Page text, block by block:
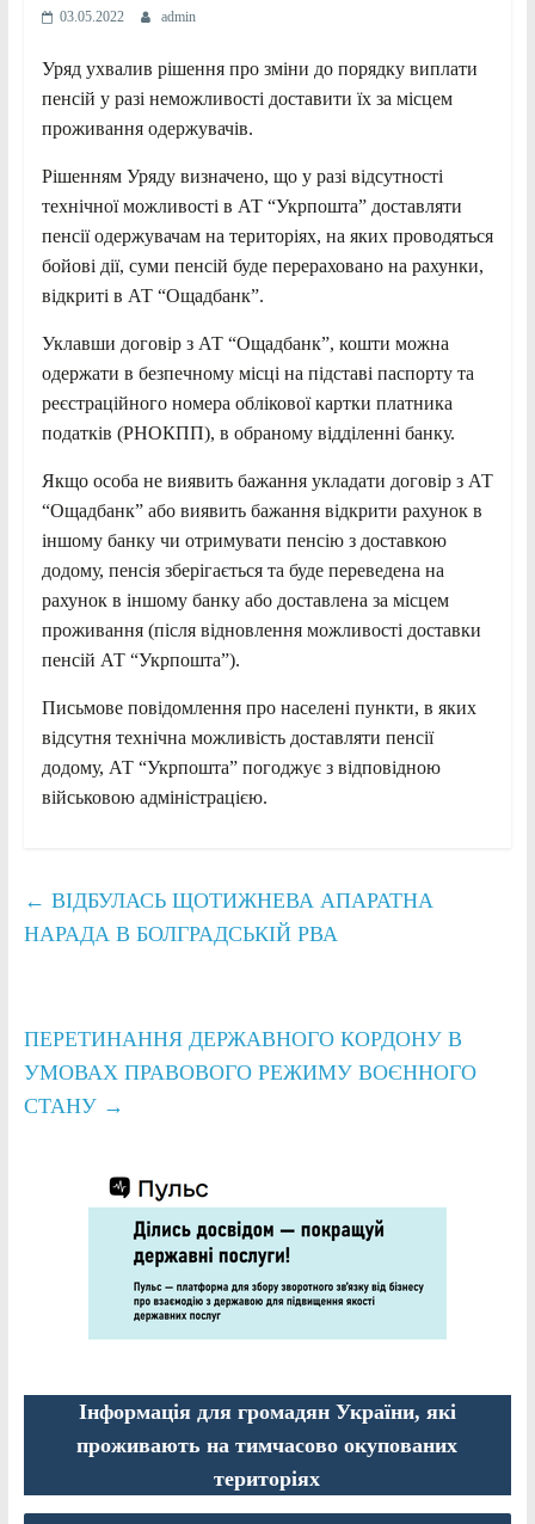
03.05.2022 admin
Уряд ухвалив рішення про зміни до порядку виплати
пенсій у разі неможливості доставити їх за місцем
проживання одержувачів.
Рішенням Уряду визначено, що у разі відсутності
технічної можливості в АТ “Укрпошта” доставляти
пенсії одержувачам на територіях, на яких проводяться
бойові дії, суми пенсій буде перераховано на рахунки,
відкриті в АТ “Ощадбанк”.
Уклавши договір з АТ “Ощадбанк”, кошти можна
одержати в безпечному місці на підставі паспорту та
реєстраційного номера облікової картки платника
податків (РНОКПП), в обраному відділенні банку.
Якщо особа не виявить бажання укладати договір з АТ
“Ощадбанк” або виявить бажання відкрити рахунок в
іншому банку чи отримувати пенсію з доставкою
додому, пенсія зберігається та буде переведена на
рахунок в іншому банку або доставлена за місцем
проживання (після відновлення можливості доставки
пенсій АТ “Укрпошта”).
Письмове повідомлення про населені пункти, в яких
відсутня технічна можливість доставляти пенсії
додому, АТ “Укрпошта” погоджує з відповідною
військовою адміністрацією.
← ВІДБУЛАСЬ ЩОТИЖНЕВА АПАРАТНА
НАРАДА В БОЛГРАДСЬКІЙ РВА
ПЕРЕТИНАННЯ ДЕРЖАВНОГО КОРДОНУ В
УМОВАХ ПРАВОВОГО РЕЖИМУ ВОЄННОГО
СТАНУ →
Інформація для громадян України, які
проживають на тимчасово окупованих
територіях